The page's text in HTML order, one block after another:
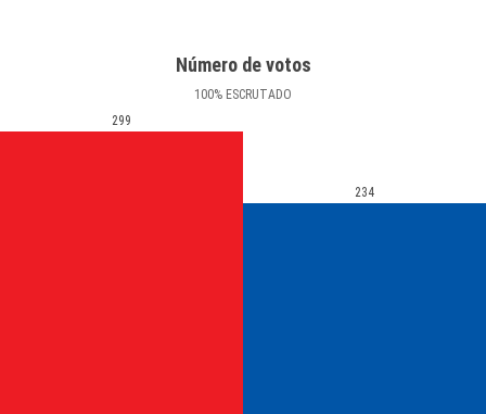
Número de votos
100% ESCRUTADO
299
234